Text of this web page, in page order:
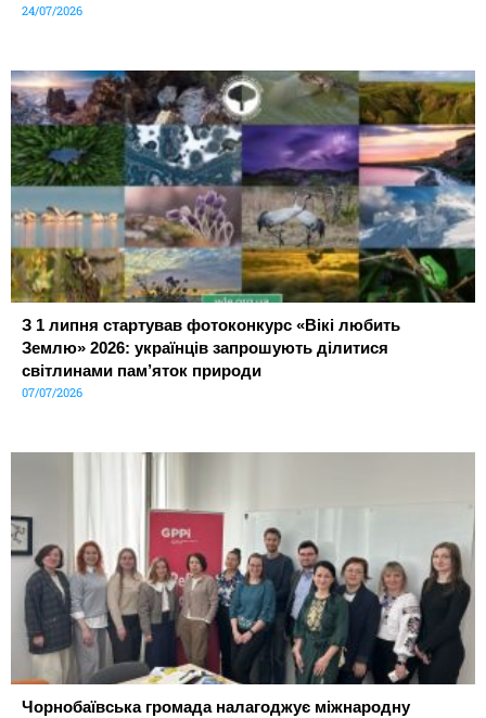
24/07/2026
З 1 липня стартував фотоконкурс «Вікі любить
Землю» 2026: українців запрошують ділитися
світлинами пам’яток природи
07/07/2026
Чорнобаївська громада налагоджує міжнародну